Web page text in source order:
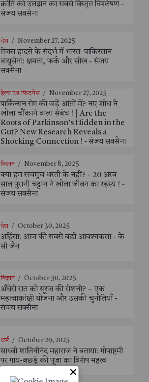
क्रांति की उलझन का सबसे विस्तृत विश्लेषण -
संजय सक्सेना
देश / November 27, 2025
तेजस हादसे के संदर्भ में भारत–पाकिस्तान
वायुसेना: क्षमता, फर्क और सीख - संजय
सक्सैना
हेल्थ एंड फिटनेस / November 27, 2025
पार्किन्सन रोग की जड़ें आंतों में? नए शोध ने
खोला चौंकाने वाला संबंध ! | Are the
Roots of Parkinson’s Hidden in the
Gut? New Research Reveals a
Shocking Connection ! - संजय सक्सैना
विज्ञान / November 8, 2025
क्या हम सचमुच धरती के नहीं? - 20 अरब
साल पुरानी चट्टान ने खोला जीवन का रहस्य ! -
संजय सक्सैना
देश / October 30, 2025
अहिंसा: आज की सबसे बड़ी आवश्यकता - के
सी जैन
विज्ञान / October 30, 2025
अँधेरी रात को सूरज की रोशनी? – एक
महत्वाकांक्षी योजना और उसकी चुनौतियाँ -
संजय सक्सैना
धर्म / October 29, 2025
साध्वी शालिनीनंद महाराज ने बताया: गोपाष्टमी
पर गाय-बछड़े की पूजा का विशेष महत्व
×